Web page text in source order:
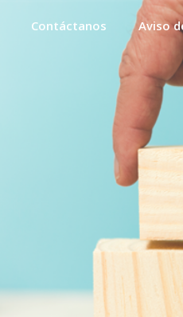
Contáctanos Aviso